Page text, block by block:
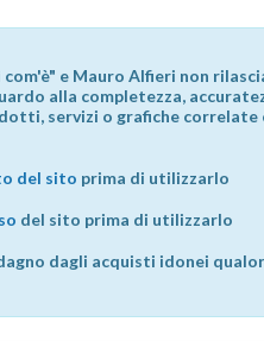
e Mauro Alfieri non
alla completezza,
servizi o grafiche
del sito prima di utilizzarlo
del sito prima di utilizzarlo
dagli acquisti idonei